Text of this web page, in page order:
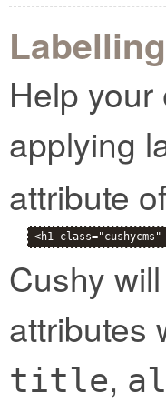
Help
applying
attribute
<h1 class="cushycms"
Cushy
attributes
title,